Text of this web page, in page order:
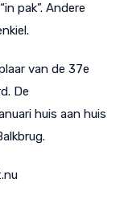
pak”. Andere
van de 37e
De
huis aan huis